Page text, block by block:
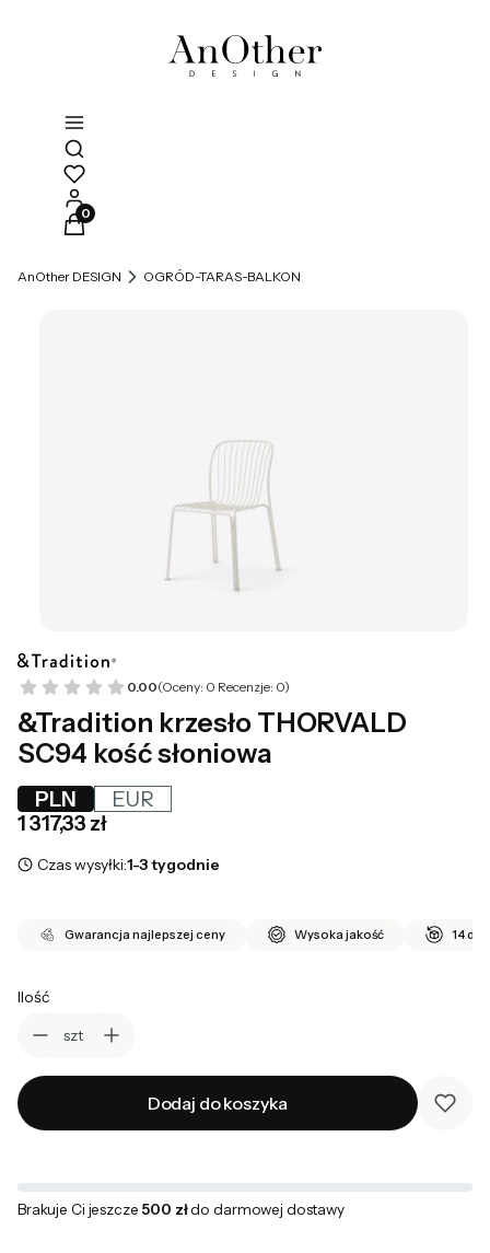
Otwórz wyszukiwarkę
Produkty w koszyku: 0. Zobacz szczegóły
AnOther DESIGN OGRÓD-TARAS-BALKON
0.00(Oceny: 0 Recenzje: 0)
&Tradition krzesło THORVALD
SC94 kość słoniowa
PLN
EUR
Cena
1 317,33 zł
Czas wysyłki:1-3 tygodnie
Gwarancja najlepszej ceny Wysoka jakość 14 dni
Ilość
szt
Dodaj do koszyka
Brakuje Ci jeszcze 500 złdo darmowej dostawy